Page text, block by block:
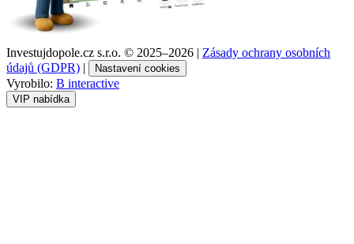
Investujdopole.cz s.r.o. © 2025–2026 | Zásady ochrany osobních
údajů (GDPR) | Nastavení cookies
Vyrobilo: B interactive
VIP nabídka